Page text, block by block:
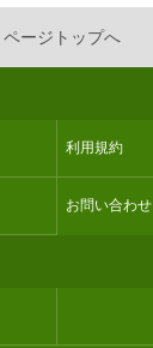
ページトップへ
利用規約
お問い合わせ